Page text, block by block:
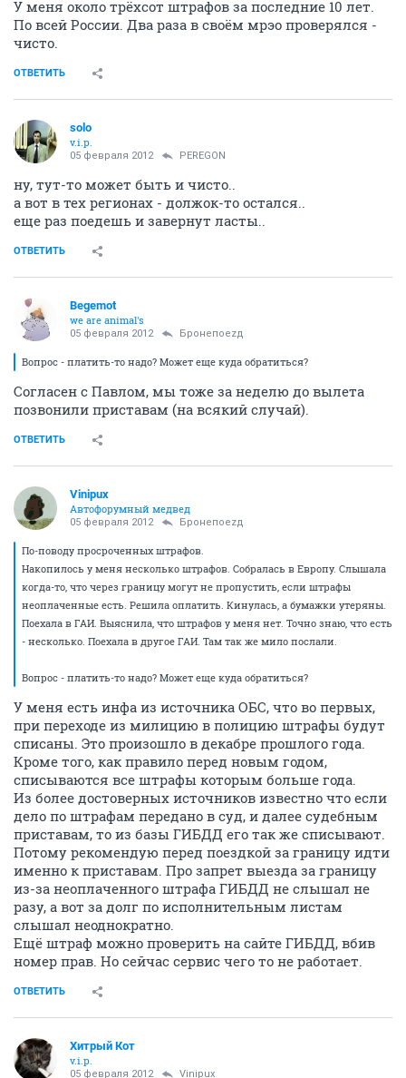
У меня около трёхсот штрафов за последние 10 лет.
По всей России. Два раза в своём мрэо проверялся -
чисто.
ОТВЕТИТЬ
solo
v.i.p.
05 февраля 2012 PEREGON
ну, тут-то может быть и чисто..
а вот в тех регионах - должок-то остался..
еще раз поедешь и завернут ласты..
ОТВЕТИТЬ
Begemot
we are animal's
05 февраля 2012 Бронепоеzд
Вопрос - платить-то надо? Может еще куда обратиться?
Согласен с Павлом, мы тоже за неделю до вылета
позвонили приставам (на всякий случай).
ОТВЕТИТЬ
Vinipux
Автофорумный медвед
05 февраля 2012 Бронепоеzд
По-поводу просроченных штрафов.
Накопилось у меня несколько штрафов. Собралась в Европу. Слышала
когда-то, что через границу могут не пропустить, если штрафы
неоплаченные есть. Решила оплатить. Кинулась, а бумажки утеряны.
Поехала в ГАИ. Выяснила, что штрафов у меня нет. Точно знаю, что есть
- несколько. Поехала в другое ГАИ. Там так же мило послали.
Вопрос - платить-то надо? Может еще куда обратиться?
У меня есть инфа из источника ОБС, что во первых,
при переходе из милицию в полицию штрафы будут
списаны. Это произошло в декабре прошлого года.
Кроме того, как правило перед новым годом,
списываются все штрафы которым больше года.
Из более достоверных источников известно что если
дело по штрафам передано в суд, и далее судебным
приставам, то из базы ГИБДД его так же списывают.
Потому рекомендую перед поездкой за границу идти
именно к приставам. Про запрет выезда за границу
из-за неоплаченного штрафа ГИБДД не слышал не
разу, а вот за долг по исполнительным листам
слышал неоднократно.
Ещё штраф можно проверить на сайте ГИБДД, вбив
номер прав. Но сейчас сервис чего то не работает.
ОТВЕТИТЬ
Хитрый Кот
v.i.p.
05 февраля 2012 Vinipux